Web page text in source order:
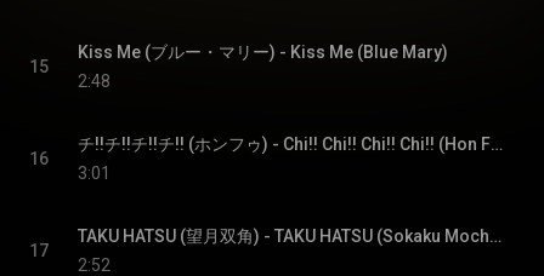
15
Kiss Me (ブルー・マリー) - Kiss Me (Blue Mary)
2:48
16
チ!!チ!!チ!!チ!! (ホンフゥ) - Chi!! Chi!! Chi!! Chi!! (Hon Fu)
3:01
17
TAKU HATSU (望月双角) - TAKU HATSU (Sokaku Mochizuki)
2:52